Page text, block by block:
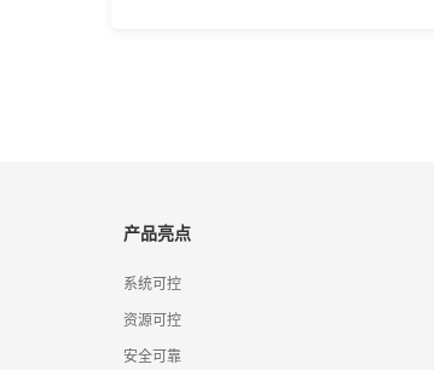
产品亮点
系统可控
资源可控
安全可靠